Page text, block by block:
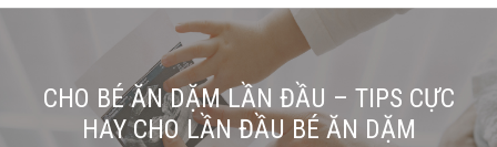
CHO BÉ ĂN DẶM LẦN ĐẦU – TIPS CỰC
HAY CHO LẦN ĐẦU BÉ ĂN DẶM